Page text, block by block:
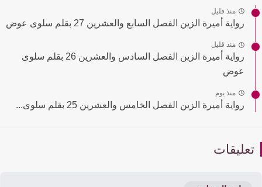
منذ قليل
رواية أميرة الزين الفصل السابع والعشرين 27 بقلم سلوى عوض
منذ قليل
رواية أميرة الزين الفصل السادس والعشرين 26 بقلم سلوى
عوض
منذ يوم
رواية أميرة الزين الفصل الخامس والعشرين 25 بقلم سلوى...